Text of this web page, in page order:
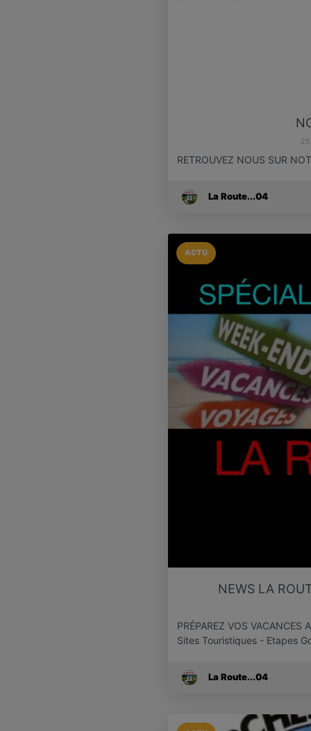
RETROUVEZ NOUS SUR
La Route...04
ACTU
NEWS LA
PRÉPAREZ VOS
Sites Touristiques - Etapes
La Route...04